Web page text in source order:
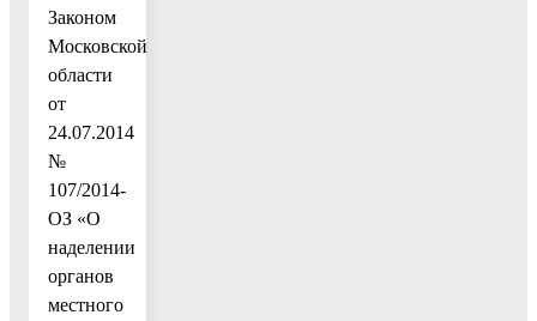
Законом
Московской
области
от
24.07.2014
№
107/2014-
ОЗ «О
наделении
органов
местного